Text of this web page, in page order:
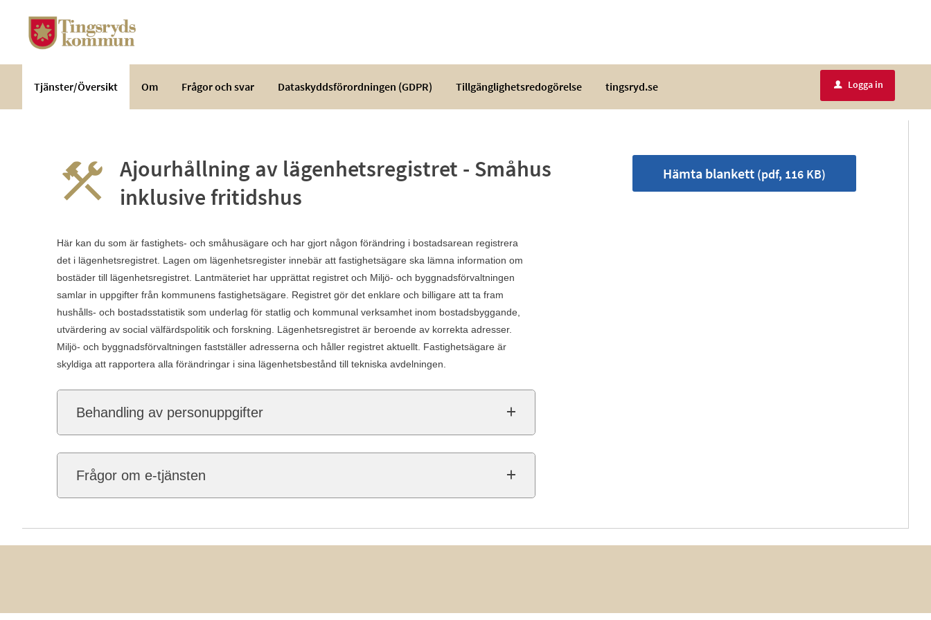
tjänster
Tingsryds
Tjänster/Översikt Om Frågor och svar Dataskyddsförordningen (GDPR) Tillgänglighetsredogörelse tingsryd.se u Logga in
Ajourhållning av lägenhetsregistret - Småhus
inklusive fritidshus
Här kan du som är fastighets- och småhusägare och har gjort någon förändring i bostadsarean registrera
det i lägenhetsregistret. Lagen om lägenhetsregister innebär att fastighetsägare ska lämna information om
bostäder till lägenhetsregistret. Lantmäteriet har upprättat registret och Miljö- och byggnadsförvaltningen
samlar in uppgifter från kommunens fastighetsägare. Registret gör det enklare och billigare att ta fram
hushålls- och bostadsstatistik som underlag för statlig och kommunal verksamhet inom bostadsbyggande,
utvärdering av social välfärdspolitik och forskning. Lägenhetsregistret är beroende av korrekta adresser.
Miljö- och byggnadsförvaltningen fastställer adresserna och håller registret aktuellt. Fastighetsägare är
skyldiga att rapportera alla förändringar i sina lägenhetsbestånd till tekniska avdelningen.
Behandling av personuppgifter
Frågor om e-tjänsten
Hämta blankett (pdf, 116 KB)